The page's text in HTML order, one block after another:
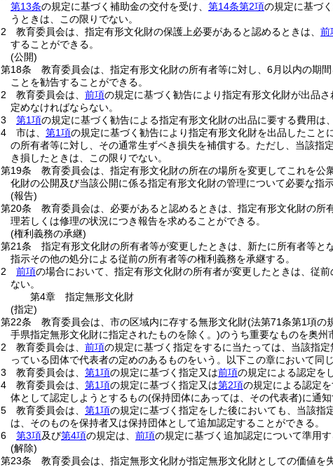
第13条の規定に基づく補助金の交付を受け、 第14条第2項の規定に基づ
うときは、この限りでない。
2
教育委員会は、指定有形文化財の保護上必要があると認めるときは、 前
することができる。
(公開)
第18条
教育委員会は、指定有形文化財の所有者等に対し、6月以内の期
ことを勧告することができる。
2
教育委員会は、 前項の規定に基づく勧告により指定有形文化財が出品
定めなければならない。
3
第1項の規定に基づく勧告による指定有形文化財の出品に要する費用は
4
市は、 第1項の規定に基づく勧告により指定有形文化財を出品したこ
の所有者等に対し、その通常生ずベき損失を補償する。 ただし、当該指
き損したときは、この限りでない。
第19条
教育委員会は、指定有形文化財の所在の場所を変更してこれを公
化財の公開及び当該公開に係る指定有形文化財の管理について必要な指
(報告)
第20条
教育委員会は、必要があると認めるときは、指定有形文化財の所
理若しくは修理の状況につき報告を求めることができる。
(権利義務の承継)
第21条
指定有形文化財の所有者等が変更したときは、新たに所有者等と
指示その他の処分による従前の所有者等の権利義務を承継する。
2
前項の場合において、指定有形文化財の所有者が変更したときは、従
ない。
第4章
指定無形文化財
(指定)
第22条
教育委員会は、市の区域内に存する無形文化財(法第71条第1項の
手県指定無形文化財に指定されたものを除く。)のうち重要なものを奥州
2
教育委員会は、 前項の規定に基づく指定をするに当たっては、当該指
っている団体で代表者の定めのあるものをいう。以下この章において同
3
教育委員会は、 第1項の規定に基づく指定又は前項の規定による認定を
4
教育委員会は、 第1項の規定に基づく指定又は第2項の規定による認定
体として認定しようとするもの(保持団体にあっては、その代表者)に通知
5
教育委員会は、 第1項の規定に基づく指定をした後においても、当該指
は、そのものを保持者又は保持団体として追加認定することができる。
6
第3項及び第4項の規定は、 前項の規定に基づく追加認定について準用す
(解除)
第23条
教育委員会は、指定無形文化財が指定無形文化財としての価値を